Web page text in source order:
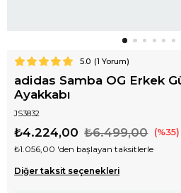
5.0 (1 Yorum)
adidas Samba OG Erkek
Ayakkabı
JS3832
₺6.499,00
₺4.224,00 35
₺1.056,00 'den başlayan taksitlerle
Diğer taksit seçenekleri